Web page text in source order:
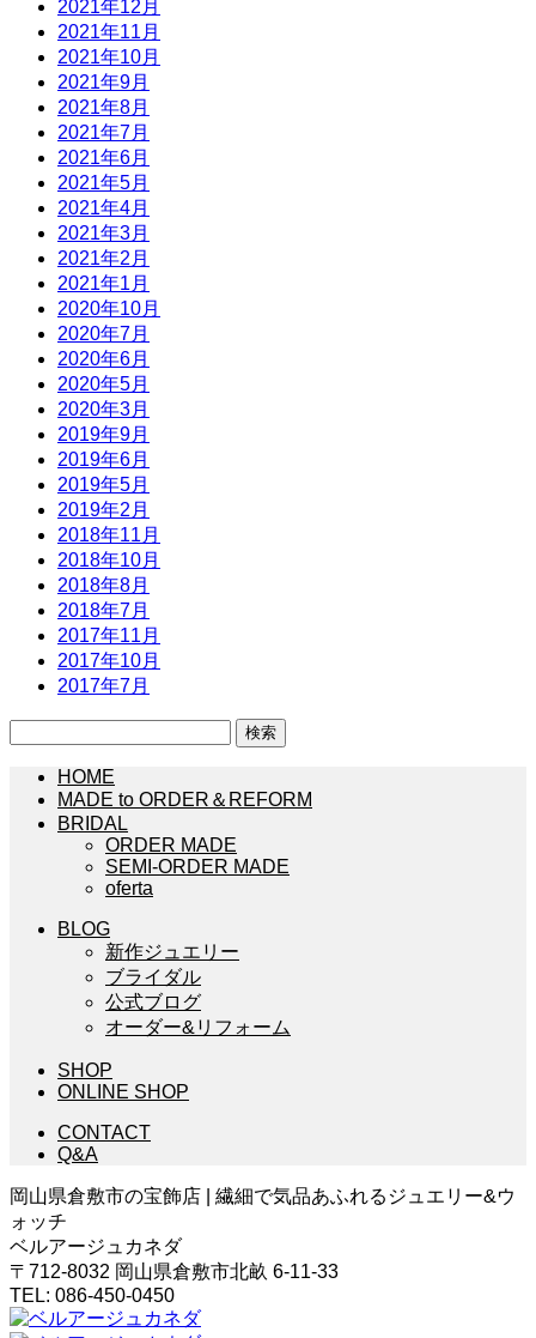
2021年12月
2021年11月
2021年10月
2021年9月
2021年8月
2021年7月
2021年6月
2021年5月
2021年4月
2021年3月
2021年2月
2021年1月
2020年10月
2020年7月
2020年6月
2020年5月
2020年3月
2019年9月
2019年6月
2019年5月
2019年2月
2018年11月
2018年10月
2018年8月
2018年7月
2017年11月
2017年10月
2017年7月
HOME
MADE to ORDER＆REFORM
BRIDAL
ORDER MADE
SEMI-ORDER MADE
oferta
BLOG
新作ジュエリー
ブライダル
公式ブログ
オーダー&リフォーム
SHOP
ONLINE SHOP
CONTACT
Q&A
岡山県倉敷市の宝飾店 | 繊細で気品あふれるジュエリー&ウ
ォッチ
ベルアージュカネダ
〒712-8032 岡山県倉敷市北畝 6-11-33
TEL: 086-450-0450